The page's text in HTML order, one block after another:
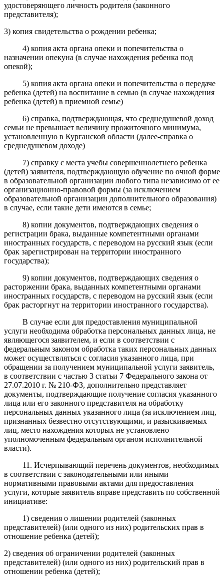
удостоверяющего личность родителя (законного
представителя);
3) копия свидетельства о рождении ребенка;
4) копия акта органа опеки и попечительства о
назначении опекуна (в случае нахождения ребенка под
опекой);
5) копия акта органа опеки и попечительства о передаче
ребенка (детей) на воспитание в семью (в случае нахождения
ребенка (детей) в приемной семье)
6) справка, подтверждающая, что среднедушевой доход
семьи не превышает величину прожиточного минимума,
установленную в Курганской области (далее-справка о
среднедушевом доходе)
7) справку с места учебы совершеннолетнего ребенка
(детей) заявителя, подтверждающую обучение по очной форме
в образовательной организации любого типа независимо от ее
организационно-правовой формы (за исключением
образовательной организации дополнительного образования)
в случае, если такие дети имеются в семье;
8) копии документов, подтверждающих сведения о
регистрации брака, выданные компетентными органами
иностранных государств, с переводом на русский язык (если
брак зарегистрирован на территории иностранного
государства);
9) копии документов, подтверждающих сведения о
расторжении брака, выданных компетентными органами
иностранных государств, с переводом на русский язык (если
брак расторгнут на территории иностранного государства).
В случае если для предоставления муниципальной
услуги необходима обработка персональных данных лица, не
являющегося заявителем, и если в соответствии с
федеральным законом обработка таких персональных данных
может осуществляться с согласия указанного лица, при
обращении за получением муниципальной услуги заявитель,
в соответствии с частью 3 статьи 7 Федерального закона от
27.07.2010 г. № 210-ФЗ, дополнительно представляет
документы, подтверждающие получение согласия указанного
лица или его законного представителя на обработку
персональных данных указанного лица (за исключением лиц,
признанных безвестно отсутствующими, и разыскиваемых
лиц, место нахождения которых не установлено
уполномоченным федеральным органом исполнительной
власти).
11. Исчерпывающий перечень документов, необходимых
в соответствии с законодательными или иными
нормативными правовыми актами для предоставления
услуги, которые заявитель вправе представить по собственной
инициативе:
1) сведения о лишении родителей (законных
представителей) (или одного из них) родительских прав в
отношение ребенка (детей);
2) сведения об ограничении родителей (законных
представителей) (или одного из них) родительский прав в
отношении ребенка (детей);